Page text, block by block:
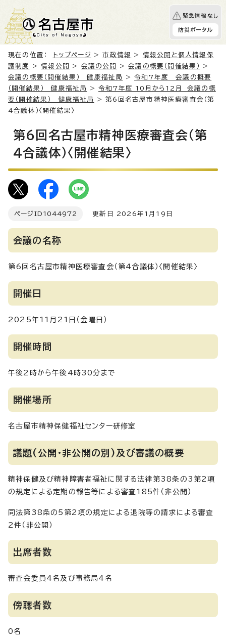
緊急情報なし
防災ポータル
現在の位置： トップページ >市政情報 > 情報公開と個人情報保
護制度
>情報公開 > 会議の公開 >会議の概要（開催結果）
>
会議の概要（開催結果） 健康福祉局
>令和7年度 会議の概要
（開催結果） 健康福祉局
>令和7年度 10月から12月 会議の概
要（開催結果） 健康福祉局
> 第6回名古屋市精神医療審査会（第
4合議体）〈開催結果〉
第6回名古屋市精神医療審査会（第
4合議体）〈開催結果〉
ページID 1044972 更新日 2026年1月19日
会議の名称
第6回名古屋市精神医療審査会（第4合議体）〈開催結果〉
開催日
2025年11月21日（金曜日）
開催時間
午後2時から午後4時30分まで
開催場所
名古屋市精神保健福祉センター研修室
議題(公開・非公開の別)及び審議の概要
精神保健及び精神障害者福祉に関する法律第38条の3第2項
の規定による定期の報告等による審査185件（非公開）
同法第38条の5第2項の規定による退院等の請求による審査
2件（非公開）
出席者数
審査会委員4名及び事務局4名
傍聴者数
0名